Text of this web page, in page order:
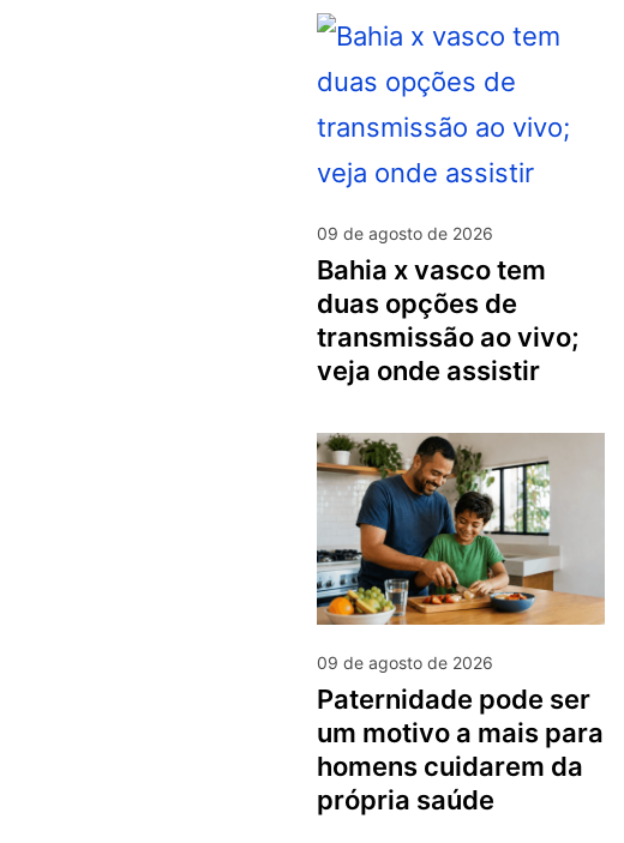
09 de agosto de 2026
bahia x vasco tem
duas opções de
transmissão ao vivo;
veja onde assistir
09 de agosto de 2026
paternidade pode ser
um motivo a mais para
homens cuidarem da
própria saúde